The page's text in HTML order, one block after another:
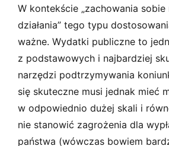
W kontekście „zachowania
działania” tego typu
ważne. Wydatki publiczne to
z podstawowych i najbardziej
narzędzi podtrzymywania
się skuteczne musi jednak mieć
w odpowiednio dużej skali i
nie stanowić zagrożenia dla
państwa (wówczas bowiem